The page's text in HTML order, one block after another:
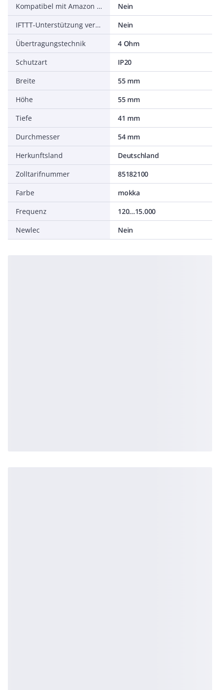
Kompatibel mit Amazon Alexa
Nein
IFTTT-Unterstützung verfügbar
Nein
Übertragungstechnik
4 Ohm
Schutzart
IP20
Breite
55 mm
Höhe
55 mm
Tiefe
41 mm
Durchmesser
54 mm
Herkunftsland
Deutschland
Zolltarifnummer
85182100
Farbe
mokka
Frequenz
120...15.000
Newlec
Nein